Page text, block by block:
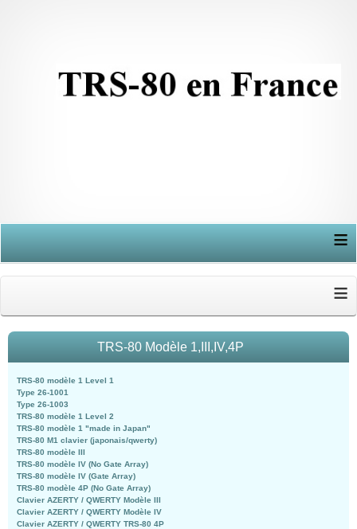
≡
≡
TRS-80 Modèle 1,III,IV,4P
TRS-80 modèle 1 Level 1
Type 26-1001
Type 26-1003
TRS-80 modèle 1 Level 2
TRS-80 modèle 1 "made in Japan"
TRS-80 M1 clavier (japonais/qwerty)
TRS-80 modèle III
TRS-80 modèle IV (No Gate Array)
TRS-80 modèle IV (Gate Array)
TRS-80 modèle 4P (No Gate Array)
Clavier AZERTY / QWERTY Modèle III
Clavier AZERTY / QWERTY Modèle IV
Clavier AZERTY / QWERTY TRS-80 4P